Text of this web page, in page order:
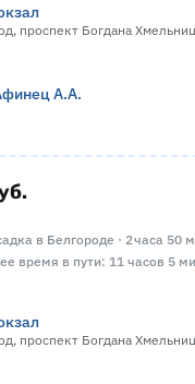
проспект Богдана
А.А.
в Белгороде · 2 часа 50
время в пути: 11 часов 5
проспект Богдана